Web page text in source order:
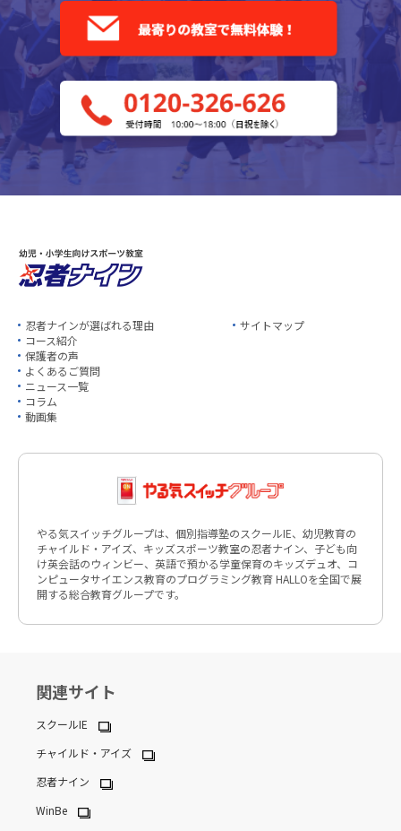
忍者ナインが選ばれる理由
コース紹介
保護者の声
よくあるご質問
ニュース一覧
コラム
動画集
サイトマップ
やる気スイッチグループは、個別指導塾のスクールIE、幼児教育の
チャイルド・アイズ、キッズスポーツ教室の忍者ナイン、子ども向
け英会話のウィンビー、英語で預かる学童保育のキッズデュオ、コ
ンピュータサイエンス教育のプログラミング教育 HALLOを全国で展
開する総合教育グループです。
関連サイト
スクールIE
チャイルド・アイズ
忍者ナイン
WinBe